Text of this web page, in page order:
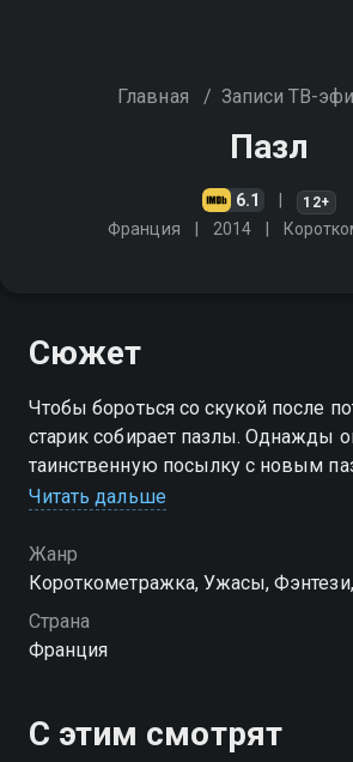
Главная / Записи ТВ-
Пазл
6.1 12+
Франция 2014
Сюжет
Чтобы бороться со скукой после
старик собирает пазлы. Однажды
таинственную посылку с новым
старик его собирает, вокруг
Читать дальше
Жанр
Короткометражка, Ужасы,
Страна
Франция
С этим смотрят